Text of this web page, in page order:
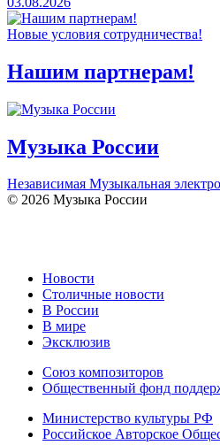
Новые условия сотрудничества!
Нашим партнерам!
Музыка России
Независимая Музыкальная
© 2026 Музыка России
Новости
Столичные новости
В России
В мире
Эксклюзив
Союз композиторов
Общественный фонд
Министерство культуры РФ
Российское Авторское